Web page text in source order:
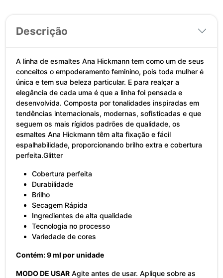
Descrição
A linha de esmaltes Ana Hickmann tem como um de seus
conceitos o empoderamento feminino, pois toda mulher é
única e tem sua beleza particular. E para realçar a
elegância de cada uma é que a linha foi pensada e
desenvolvida. Composta por tonalidades inspiradas em
tendências internacionais, modernas, sofisticadas e que
seguem os mais rígidos padrões de qualidade, os
esmaltes Ana Hickmann têm alta fixação e fácil
espalhabilidade, proporcionando brilho extra e cobertura
perfeita.Glitter
Cobertura perfeita
Durabilidade
Brilho
Secagem Rápida
Ingredientes de alta qualidade
Tecnologia no processo
Variedade de cores
Contém: 9 ml por unidade
MODO DE USAR Agite antes de usar. Aplique sobre as